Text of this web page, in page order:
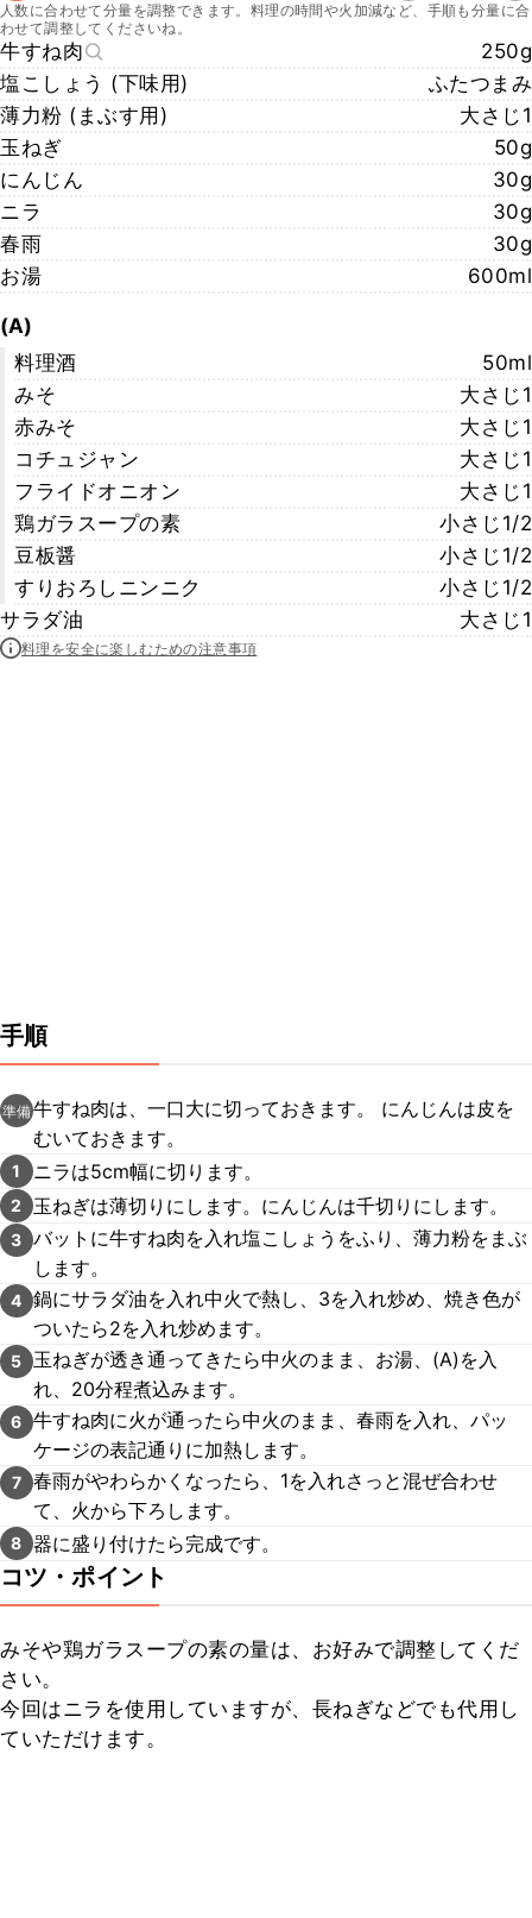
人数に合わせて分量を調整できます。料理の時間や火加減など、手順も分量に合
わせて調整してくださいね。
牛すね肉
250g
塩こしょう (下味用)
ふたつまみ
薄力粉 (まぶす用)
大さじ1
玉ねぎ
50g
にんじん
30g
ニラ
30g
春雨
30g
お湯
600ml
(A)
料理酒
50ml
みそ
大さじ1
赤みそ
大さじ1
コチュジャン
大さじ1
フライドオニオン
大さじ1
鶏ガラスープの素
小さじ1/2
豆板醤
小さじ1/2
すりおろしニンニク
小さじ1/2
サラダ油
大さじ1
料理を安全に楽しむための注意事項
手順
準備牛すね肉は、一口大に切っておきます。 にんじんは皮を
むいておきます。
1 ニラは5cm幅に切ります。
2 玉ねぎは薄切りにします。にんじんは千切りにします。
3 バットに牛すね肉を入れ塩こしょうをふり、薄力粉をまぶ
します。
4 鍋にサラダ油を入れ中火で熱し、3を入れ炒め、焼き色が
ついたら2を入れ炒めます。
5
玉ねぎが透き通ってきたら中火のまま、お湯、(A)を入
れ、20分程煮込みます。
6 牛すね肉に火が通ったら中火のまま、春雨を入れ、パッ
ケージの表記通りに加熱します。
7 春雨がやわらかくなったら、1を入れさっと混ぜ合わせ
て、火から下ろします。
8 器に盛り付けたら完成です。
コツ・ポイント
みそや鶏ガラスープの素の量は、お好みで調整してくだ
さい。
今回はニラを使用していますが、長ねぎなどでも代用し
ていただけます。